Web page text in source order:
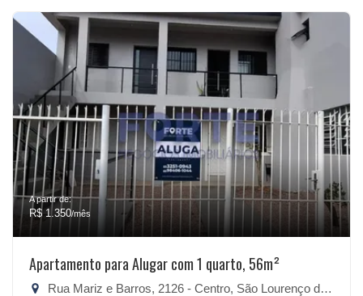
A partir de:
R$ 1.350/mês
Apartamento para Alugar com 1 quarto, 56m²
Rua Mariz e Barros, 2126 - Centro, São Lourenço do Sul-RS